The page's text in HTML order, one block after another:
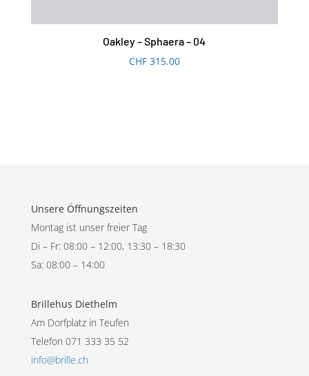
Oakley – Sphaera – 04
CHF315.00
Unsere Öffnungszeiten
Montag ist unser freier Tag
Di – Fr: 08:00 – 12:00, 13:30 – 18:30
Sa: 08:00 – 14:00
Brillehus Diethelm
Am Dorfplatz in Teufen
Telefon 071 333 35 52
info@brille.ch